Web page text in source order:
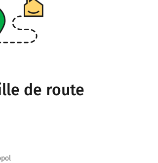
de route